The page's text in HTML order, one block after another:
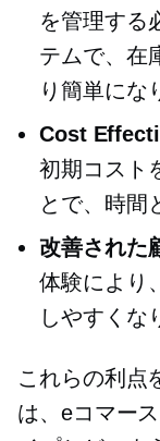
を管理する
テムで、在
り簡単にな
Cost
初期コスト
とで、時間
改善された
体験により
しやすくな
これらの利点
は、eコマー